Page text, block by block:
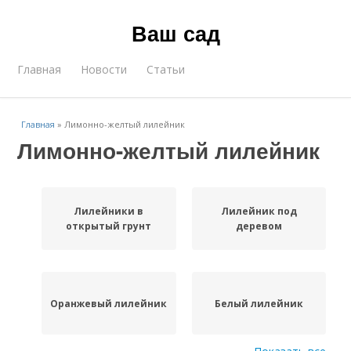
Ваш сад
Главная Новости Статьи
Главная »Лимонно-желтый лилейник
Лимонно-желтый лилейник
Лилейники в
открытый грунт
Лилейник под
деревом
Оранжевый лилейник Белый лилейник